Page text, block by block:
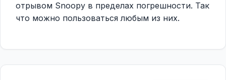
отрывом Snoopy в пределах погрешности. Так
что можно пользоваться любым из них.